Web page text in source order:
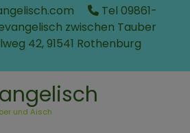
Tel 09861-
zwischen Tauber
42, 91541 Rothenburg
und Aisch